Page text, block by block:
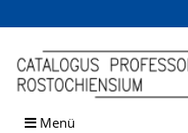
Browsen
direkt zum Inhalt
Menü